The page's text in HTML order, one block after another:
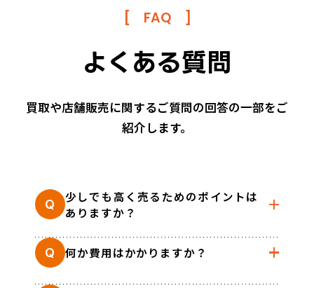
[ FAQ ]
よくある質問
買取や店舗販売に関するご質問の回答の一部をご
紹介します。
Q
少しでも高く売るためのポイントは
ありますか？
Q 何か費用はかかりますか？